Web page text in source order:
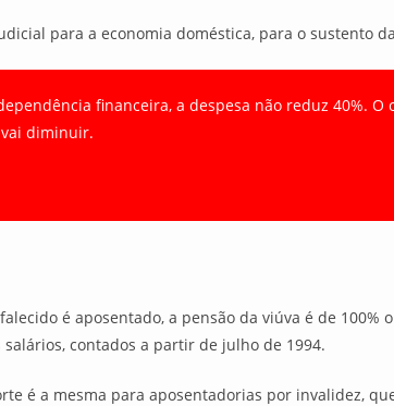
para a economia doméstica, para o sustento
financeira, a despesa não reduz 40%.
diminuir.
é aposentado, a pensão da viúva é de 100%
contados a partir de julho de 1994.
é a mesma para aposentadorias por invalidez,